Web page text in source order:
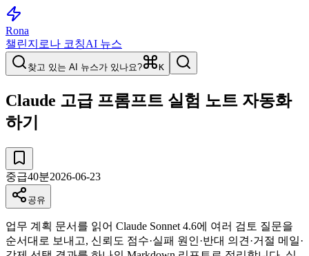
Rona
챌린지 로나 코칭AI 뉴스
찾고 있는 AI 뉴스가 있나요? K
Claude 고급 프롬프트 실험 노트 자동화
하기
중급40분2026-06-23
공유
업무 계획 문서를 읽어 Claude Sonnet 4.6에 여러 검토 질문을
순서대로 보내고, 신뢰도 점수·실패 원인·반대 의견·거절 메일·